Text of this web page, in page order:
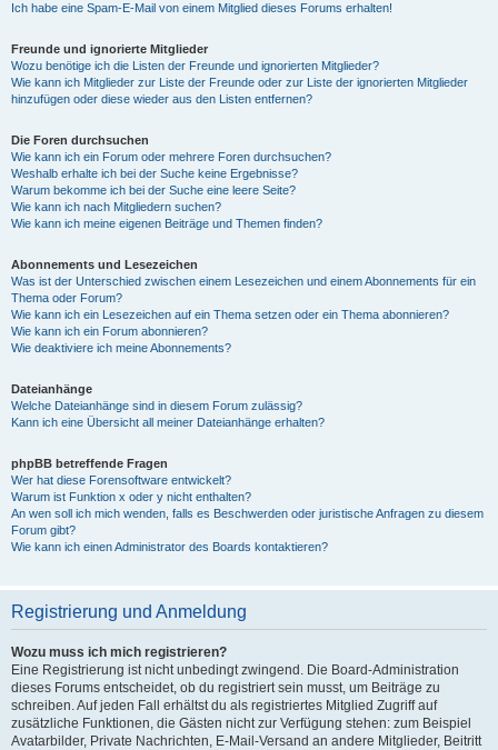
Ich habe eine Spam-E-Mail von einem Mitglied dieses Forums erhalten!
Freunde und ignorierte Mitglieder
Wozu benötige ich die Listen der Freunde und ignorierten Mitglieder?
Wie kann ich Mitglieder zur Liste der Freunde oder zur Liste der ignorierten Mitglieder
hinzufügen oder diese wieder aus den Listen entfernen?
Die Foren durchsuchen
Wie kann ich ein Forum oder mehrere Foren durchsuchen?
Weshalb erhalte ich bei der Suche keine Ergebnisse?
Warum bekomme ich bei der Suche eine leere Seite?
Wie kann ich nach Mitgliedern suchen?
Wie kann ich meine eigenen Beiträge und Themen finden?
Abonnements und Lesezeichen
Was ist der Unterschied zwischen einem Lesezeichen und einem Abonnements für ein
Thema oder Forum?
Wie kann ich ein Lesezeichen auf ein Thema setzen oder ein Thema abonnieren?
Wie kann ich ein Forum abonnieren?
Wie deaktiviere ich meine Abonnements?
Dateianhänge
Welche Dateianhänge sind in diesem Forum zulässig?
Kann ich eine Übersicht all meiner Dateianhänge erhalten?
phpBB betreffende Fragen
Wer hat diese Forensoftware entwickelt?
Warum ist Funktion x oder y nicht enthalten?
An wen soll ich mich wenden, falls es Beschwerden oder juristische Anfragen zu diesem
Forum gibt?
Wie kann ich einen Administrator des Boards kontaktieren?
Registrierung und Anmeldung
Wozu muss ich mich registrieren?
Eine Registrierung ist nicht unbedingt zwingend. Die Board-Administration
dieses Forums entscheidet, ob du registriert sein musst, um Beiträge zu
schreiben. Auf jeden Fall erhältst du als registriertes Mitglied Zugriff auf
zusätzliche Funktionen, die Gästen nicht zur Verfügung stehen: zum Beispiel
Avatarbilder, Private Nachrichten, E-Mail-Versand an andere Mitglieder, Beitritt